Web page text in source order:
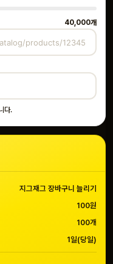
40,000개
다.
지그재그 장바구니 늘리기
100원
100개
1일(당일)